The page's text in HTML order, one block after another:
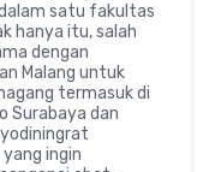
satu fakultas
hanya itu, salah
dengan
Malang untuk
termasuk di
Surabaya dan
ingin